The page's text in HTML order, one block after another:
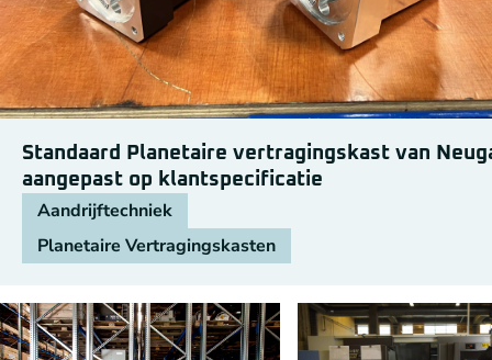
Standaard Planetaire vertragingskast van
aangepast op klantspecificatie
Aandrijftechniek
Planetaire Vertragingskasten